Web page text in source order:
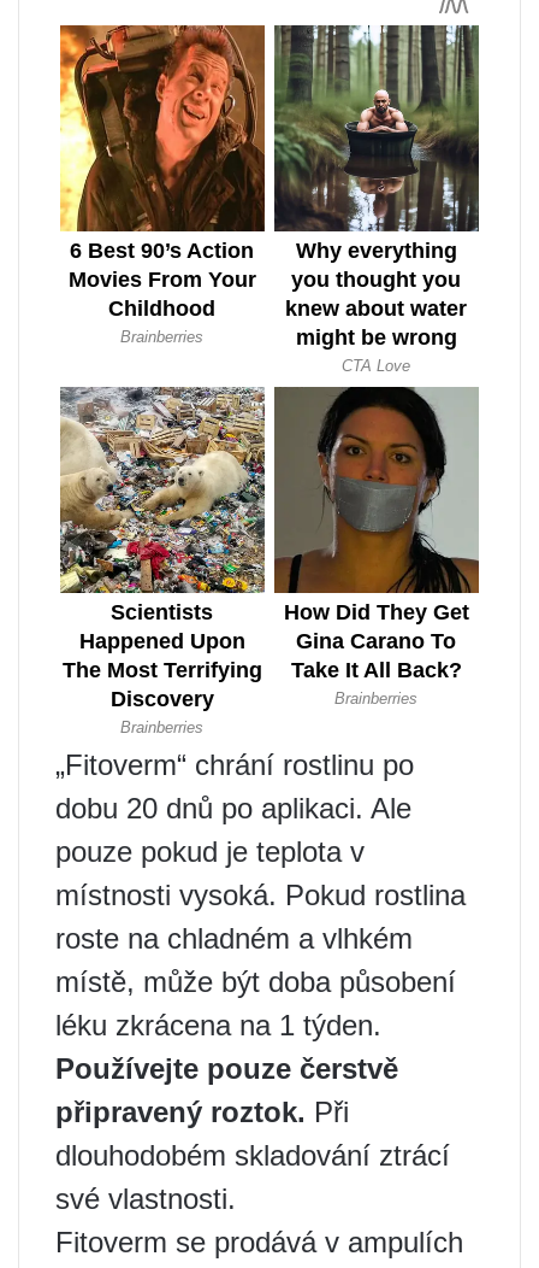
„Fitoverm“ chrání rostlinu po
dobu 20 dnů po aplikaci. Ale
pouze pokud je teplota v
místnosti vysoká. Pokud rostlina
roste na chladném a vlhkém
místě, může být doba působení
léku zkrácena na 1 týden.
Používejte pouze čerstvě
připravený roztok. Při
dlouhodobém skladování ztrácí
své vlastnosti.
Fitoverm se prodává v ampulích